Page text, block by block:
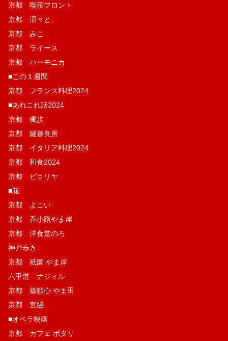
京都 喫茶フロント
京都 滔々と、
京都 みこ
京都 ライース
京都 ハーモニカ
■この１週間
京都 フランス料理2024
■あれこれ話2024
京都 獨歩
京都 鍵善良房
京都 イタリア料理2024
京都 和食2024
京都 ピョリヤ
■花
京都 よこい
京都 呑小路やま岸
京都 洋食堂のろ
神戸歩き
京都 祇園 やま岸
六甲道 ナジィル
京都 葵献心 やま田
京都 宮脇
■オペラ映画
京都 カフェ ポタリ